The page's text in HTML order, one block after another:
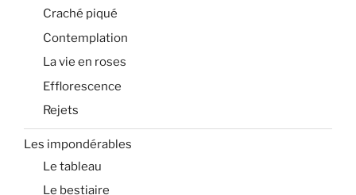
Craché piqué
Contemplation
La vie en roses
Efflorescence
Rejets
Les impondérables
Le tableau
Le bestiaire